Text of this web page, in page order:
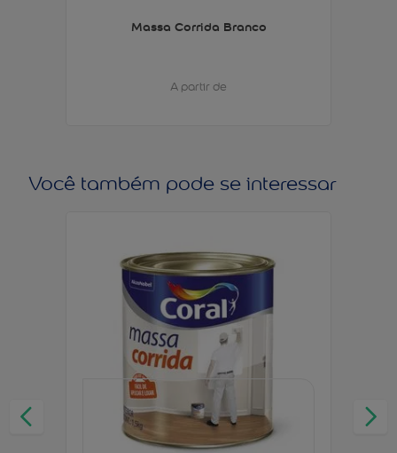
Massa Corrida Branco
A partir de
Você também pode se interessar